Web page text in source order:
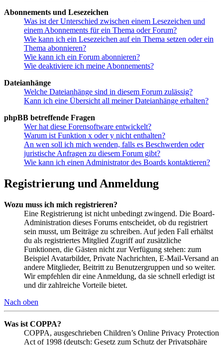
Abonnements und Lesezeichen
Was ist der Unterschied zwischen einem Lesezeichen und
einem Abonnements für ein Thema oder Forum?
Wie kann ich ein Lesezeichen auf ein Thema setzen oder ein
Thema abonnieren?
Wie kann ich ein Forum abonnieren?
Wie deaktiviere ich meine Abonnements?
Dateianhänge
Welche Dateianhänge sind in diesem Forum zulässig?
Kann ich eine Übersicht all meiner Dateianhänge erhalten?
phpBB betreffende Fragen
Wer hat diese Forensoftware entwickelt?
Warum ist Funktion x oder y nicht enthalten?
An wen soll ich mich wenden, falls es Beschwerden oder
juristische Anfragen zu diesem Forum gibt?
Wie kann ich einen Administrator des Boards kontaktieren?
Registrierung und Anmeldung
Wozu muss ich mich registrieren?
Eine Registrierung ist nicht unbedingt zwingend. Die Board-
Administration dieses Forums entscheidet, ob du registriert
sein musst, um Beiträge zu schreiben. Auf jeden Fall erhältst
du als registriertes Mitglied Zugriff auf zusätzliche
Funktionen, die Gästen nicht zur Verfügung stehen: zum
Beispiel Avatarbilder, Private Nachrichten, E-Mail-Versand an
andere Mitglieder, Beitritt zu Benutzergruppen und so weiter.
Wir empfehlen dir eine Anmeldung, da sie schnell erledigt ist
und dir zahlreiche Vorteile bietet.
Nach oben
Was ist COPPA?
COPPA, ausgeschrieben Children’s Online Privacy Protection
Act of 1998 (deutsch: Gesetz zum Schutz der Privatsphäre